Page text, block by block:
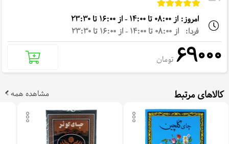
امروز: از 08:00 تا 14:00 - از 16:00 تا 23:30
فردا: از 08:00 تا 14:00 - از 16:00 تا 23:30
69000 تومان
کالاهای مرتبط مشاهده همه